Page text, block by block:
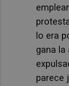
lo era
gana la
parece